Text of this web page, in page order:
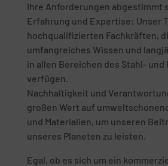
Ihre Anforderungen abgestimmt
Erfahrung und Expertise: Unser
hochqualifizierten Fachkräften,
umfangreiches Wissen und
in allen Bereichen des Stahl- und
verfügen.
Nachhaltigkeit und
großen Wert auf
und Materialien, um unseren
unseres Planeten zu leisten.
Egal, ob es sich um ein